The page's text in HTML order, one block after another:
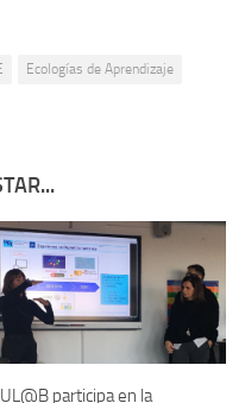
Ecologías de Aprendizaje
participa en la